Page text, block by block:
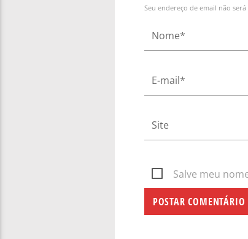
Seu endereço de email não
Salve meu